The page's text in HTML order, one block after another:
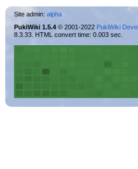
Site admin: alpha
PukiWiki 1.5.4© 2001-2022 PukiWiki
8.3.33. HTML convert time: 0.003 sec.